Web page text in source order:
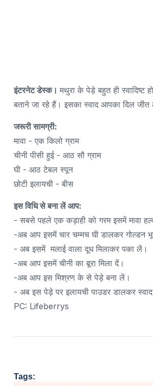
इंटरनेट डेस्क। मथुरा के पेड़े बहुत ही
बताने जा रहे हैं। इसका स्वाद आपका दिल जीत
जरूरी सामग्री:
मावा - एक किलो ग्राम
चीनी पीसी हुई - आठ सौ ग्राम
घी - आठ टेबल स्पून
छोटी इलायची - बीस
इस विधि से बना लें आप:
- सबसे पहले एक कड़ाही को गरम इसमें मावा
-अब आप इसमें चार चम्मच घी डालकर गोल्डन
- अब इसमें मलाई वाला दूध मिलाकर पका लें।
-अब आप इसमें चीनी का बूरा मिला दें।
-अब आप इस मिश्रण के से पेड़े बना लें।
- अब इस पेड़े पर इलायची पाउडर डालकर
PC: Lifeberrys
Tags: